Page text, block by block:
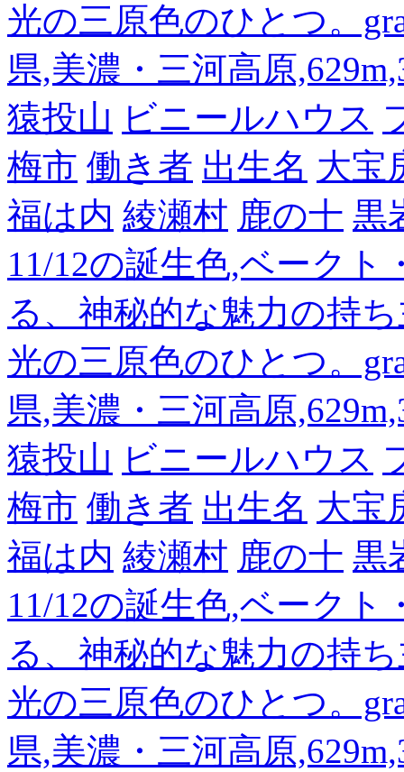
光の三原色のひとつ。
県,美濃・三河高原
猿投山 ビニールハウス
梅市 働き者 出生名 大宝
福は内 綾瀬村 鹿の十 黒
11/12の誕生色,ベーク
る、神秘的な魅力の持
光の三原色のひとつ。
県,美濃・三河高原
猿投山 ビニールハウス
梅市 働き者 出生名 大宝
福は内 綾瀬村 鹿の十 黒
11/12の誕生色,ベーク
る、神秘的な魅力の持
光の三原色のひとつ。
県,美濃・三河高原